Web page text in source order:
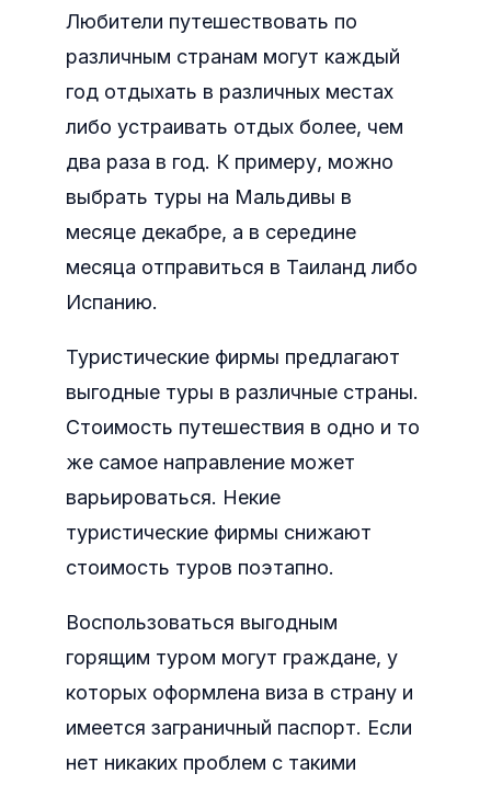
Любители путешествовать по
различным странам могут каждый
год отдыхать в различных местах
либо устраивать отдых более, чем
два раза в год. К примеру, можно
выбрать туры на Мальдивы в
месяце декабре, а в середине
месяца отправиться в Таиланд либо
Испанию.
Туристические фирмы предлагают
выгодные туры в различные страны.
Стоимость путешествия в одно и то
же самое направление может
варьироваться. Некие
туристические фирмы снижают
стоимость туров поэтапно.
Воспользоваться выгодным
горящим туром могут граждане, у
которых оформлена виза в страну и
имеется заграничный паспорт. Если
нет никаких проблем с такими